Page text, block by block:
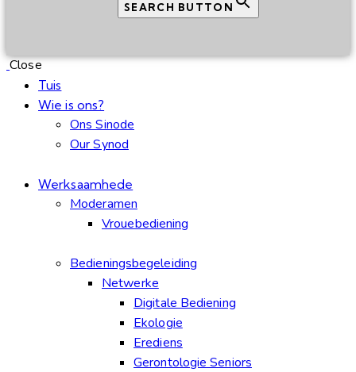
SEARCH BUTTON
Close
Tuis
Wie is ons?
Ons Sinode
Our Synod
Werksaamhede
Moderamen
Vrouebediening
Bedieningsbegeleiding
Netwerke
Digitale Bediening
Ekologie
Erediens
Gerontologie Seniors